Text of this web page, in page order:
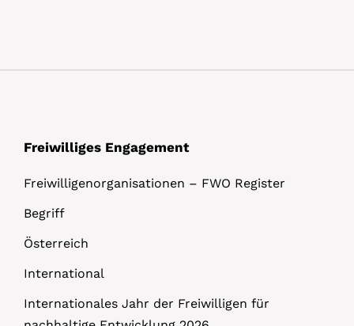
Freiwilliges Engagement
Freiwilligenorganisationen – FWO Register
Begriff
Österreich
International
Internationales Jahr der Freiwilligen für